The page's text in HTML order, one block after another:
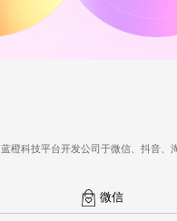
蓝橙科技平台开发公司于微信、抖音、
微信